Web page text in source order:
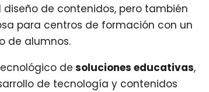
diseño de contenidos, pero también
para centros de formación con un
de alumnos.
de soluciones educativas,
de tecnología y contenidos